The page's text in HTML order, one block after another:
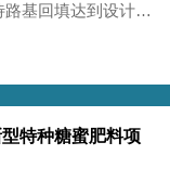
基回填达到设计标
特种糖蜜肥料项